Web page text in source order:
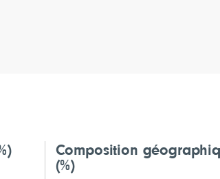
Composition
(%)